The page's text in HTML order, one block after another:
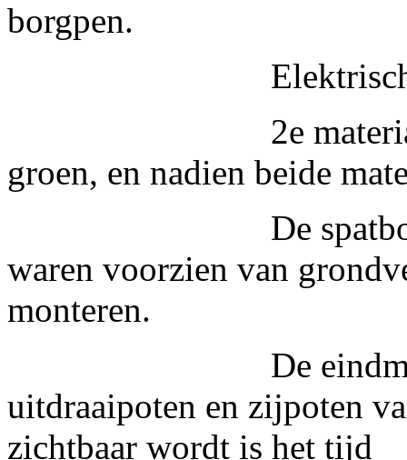
borgpen.
Elektrische
2e materiaalbak
groen, en nadien beide
De spatborden
waren voorzien van
monteren.
De
uitdraaipoten en zijpoten
zichtbaar wordt is het tijd